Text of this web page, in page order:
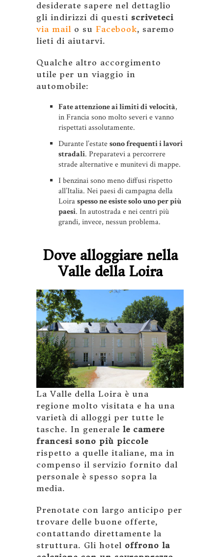
desiderate sapere nel dettaglio
gli indirizzi di questi scriveteci
via mail o su Facebook, saremo
lieti di aiutarvi.
Qualche altro accorgimento
utile per un viaggio in
automobile:
Fate attenzione ai limiti di velocità,
in Francia sono molto severi e vanno
rispettati assolutamente.
Durante l’estatesono frequenti i lavori
stradali. Preparatevi a percorrere
strade alternative e munitevi di mappe.
I benzinai sono meno diffusi rispetto
all’Italia. Nei paesi di campagna della
Loiraspesso ne esiste solo uno per più
paesi. In autostrada e nei centri più
grandi, invece, nessun problema.
Dove alloggiare nella
Valle della Loira
La Valle della Loira è una
regione molto visitata e ha una
varietà di alloggi per tutte le
tasche. In generale le camere
francesi sono più piccole
rispetto a quelle italiane, ma in
compenso il servizio fornito dal
personale è spesso sopra la
media.
Prenotate con largo anticipo per
trovare delle buone offerte,
contattando direttamente la
struttura. Gli hotel offrono la